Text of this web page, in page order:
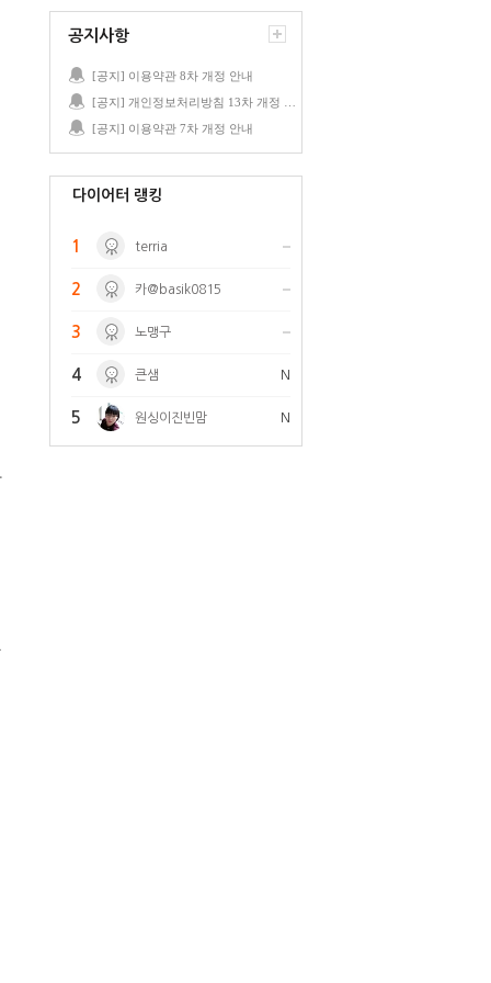
공지사항
[공지] 이용약관 8차 개정 안내
[공지] 이용약관 7차 개정 안내
다이어터 랭킹
1 terria
2 카@basik0815
3 노맹구
4 큰샘 N
5 원싱이진빈맘 N